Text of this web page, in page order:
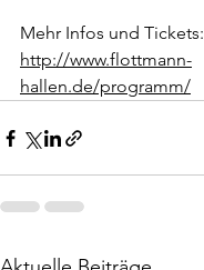
Mehr Infos und Tickets:
http://www.flottmann-
hallen.de/programm/